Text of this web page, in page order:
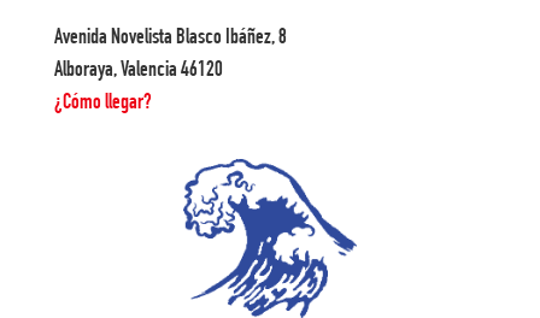
Avenida Novelista Blasco Ibáñez, 8
Alboraya, Valencia 46120
¿Cómo llegar?